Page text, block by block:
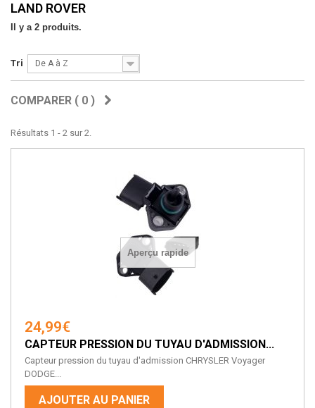
LAND ROVER
Il y a 2 produits.
Tri De A à Z
COMPARER ( 0 )
Résultats 1 - 2 sur 2.
Aperçu rapide
24,99€
CAPTEUR PRESSION DU TUYAU D'ADMISSION...
Capteur pression du tuyau d'admission CHRYSLER Voyager
DODGE...
AJOUTER AU PANIER